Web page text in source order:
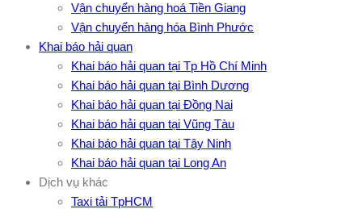
Vận chuyển hàng hoá Tiền Giang
Vận chuyển hàng hóa Bình Phước
Khai báo hải quan
Khai báo hải quan tại Tp Hồ Chí Minh
Khai báo hải quan tại Bình Dương
Khai báo hải quan tại Đồng Nai
Khai báo hải quan tại Vũng Tàu
Khai báo hải quan tại Tây Ninh
Khai báo hải quan tại Long An
Dịch vụ khác
Taxi tải TpHCM